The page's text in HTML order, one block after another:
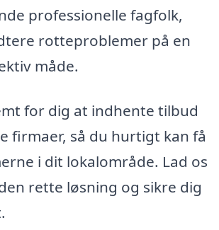
professionelle fagfolk,
rotteproblemer på en
måde.
for dig at indhente tilbud
firmaer, så du hurtigt kan få
i dit lokalområde. Lad os
rette løsning og sikre dig